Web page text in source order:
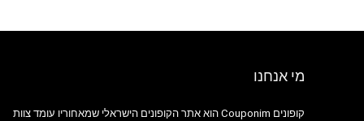
מי אנחנו
קופונים Couponim הוא אתר הקופונים הישראלי שמאחוריו עומד צוות